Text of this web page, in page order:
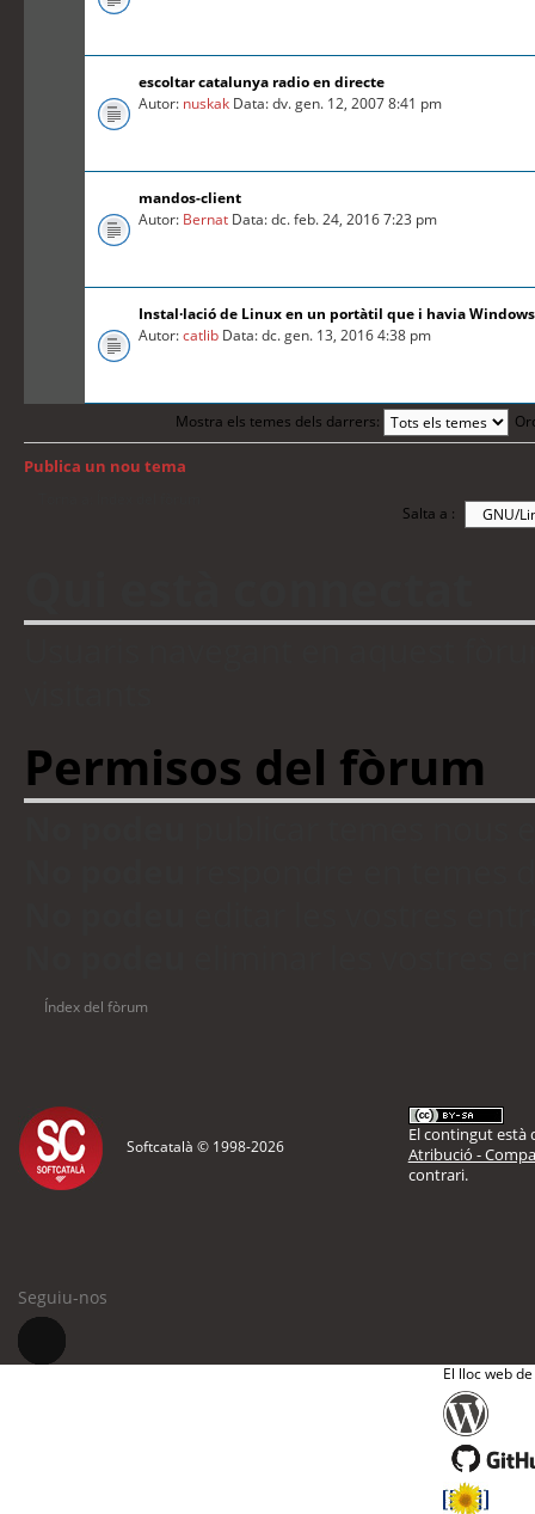
escoltar catalunya radio en directe
Autor: nuskak Data: dv. gen. 12, 2007 8:41 pm
mandos-client
Autor: Bernat Data: dc. feb. 24, 2016 7:23 pm
Instal·lació de Linux en un portàtil que i havia
Autor:catlib Data: dc. gen. 13, 2016 4:38 pm
Mostra els temes dels darrers:
Publica un nou tema
Salta a :
Permisos del fòrum
Índex del fòrum
Softcatalà © 1998-2026
El contingut està
Atribució -
contrari.
Seguiu-nos
El lloc web